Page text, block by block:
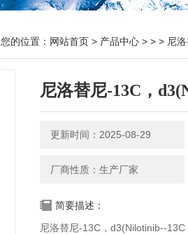
您的位置： 网站首页 > 产品中心 > > > 尼
尼洛替尼-13C，
更新时间：2025-08-29
厂商性质：生产厂家
简要描述：
尼洛替尼-13C，d3(Nilotinib--